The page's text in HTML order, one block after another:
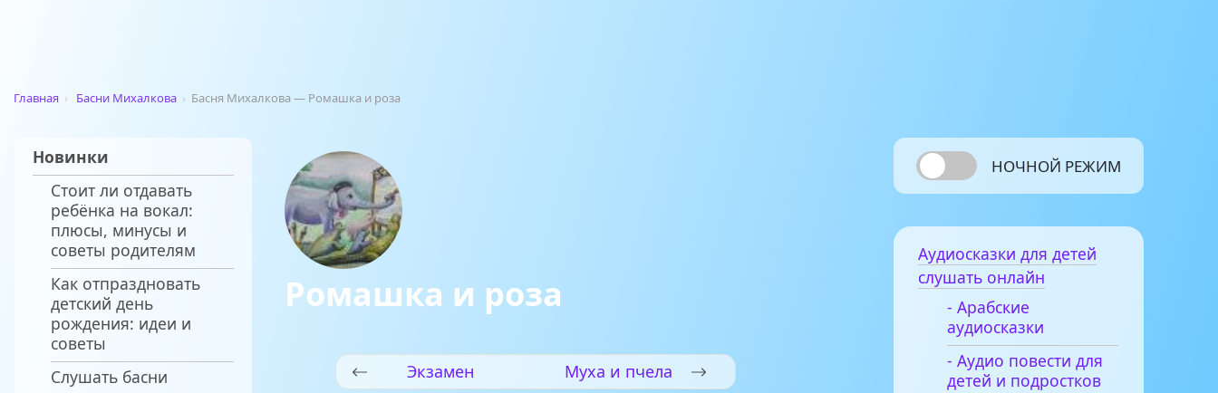
Главная › Басни Михалкова › Басня Михалкова — Ромашка и роза
Новинки
Стоит ли отдавать
ребёнка на вокал:
плюсы, минусы и
советы родителям
Как отпраздновать
детский день
рождения: идеи и
советы
Слушать басни
Ромашка и роза
Экзамен Муха и пчела
НОЧНОЙ РЕЖИМ
Аудиосказки для детей
слушать онлайн
- Арабские
аудиосказки
- Аудио повести для
детей и подростков